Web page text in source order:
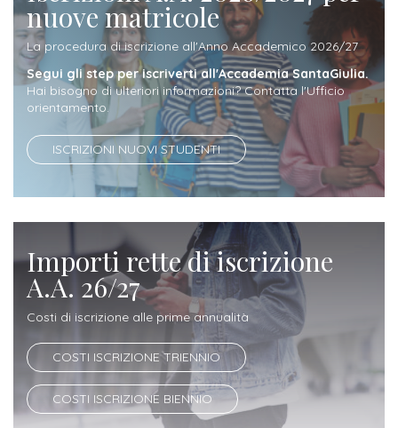
Istituzioni
Amministrazioni
Collaborazioni
Partners
ALTRI
LIVELLI
FORMAZIONE
Executive
studio
Progetti
studenti
Iscrizione
Alloggi
Modulistica
Consulta
Studentesca
LAVORO
Apprendistato
per
gli
studenti
Stage
attivabili
Fiere
e
saloni
dell'orientamento
nuove matricole
La procedura di iscrizione all'Anno Accademico 2026/27
Segui gli step per iscriverti all'Accademia SantaGiulia.
Hai bisogno di ulteriori informazioni? Contatta l'Ufficio
orientamento.
ISCRIZIONI NUOVI STUDENTI
Importi rette di iscrizione
A.A. 26/27
Costi di iscrizione alle prime annualità
COSTI ISCRIZIONE TRIENNIO
COSTI ISCRIZIONE BIENNIO